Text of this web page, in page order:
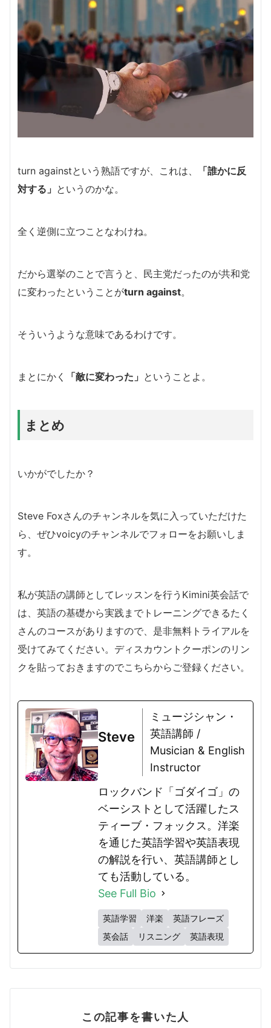
turn againstという 熟語ですが、これは、
「誰かに反
対する」 というのかな。
全く逆側に立つことなわけね。
だから選挙のことで言うと、民主党だったのが共和党
に変わったということがturn against。
そういうような意味であるわけです。
まとにかく 「敵に変わった」 ということよ。
まとめ
いかがでしたか？
Steve Foxさんのチャンネルを気に入っていただけた
ら、ぜひvoicyのチャンネルでフォローをお願いしま
す。
私が英語の講師としてレッスンを行うKimini英会話で
は、英語の基礎から実践までトレーニングできるたく
さんのコースがありますので、是非無料トライアルを
受けてみてください。ディスカウントクーポンのリン
クを貼っておきますのでこちらからご登録ください。
Steve
ミュージシャン・
英語講師 /
Musician & English
Instructor
ロックバンド「ゴダイゴ」の
ベーシストとして活躍したス
ティーブ・フォックス。洋楽
を通じた英語学習や英語表現
の解説を行い、英語講師とし
ても活動している。
See Full Bio
英語学習 洋楽
英語フレーズ
英会話
リスニング 英語表現
この記事を書いた人